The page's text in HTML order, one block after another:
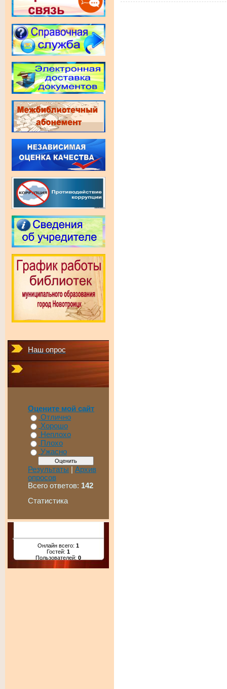
Наш опрос
Оцените мой сайт
Отлично
Хорошо
Неплохо
Плохо
Ужасно
Результаты | Архив
опросов
Всего ответов: 142
Статистика
Онлайн всего: 1
Гостей: 1
Пользователей: 0